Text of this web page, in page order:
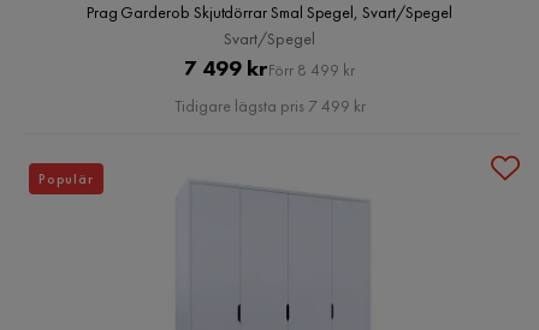
Prag Garderob Skjutdörrar Smal Spegel, Svart/Spegel
Svart/Spegel
Pris
7 499 krOriginal
Pris
Förr 8 499 kr
Tidigare lägsta pris 7 499 kr
Populär